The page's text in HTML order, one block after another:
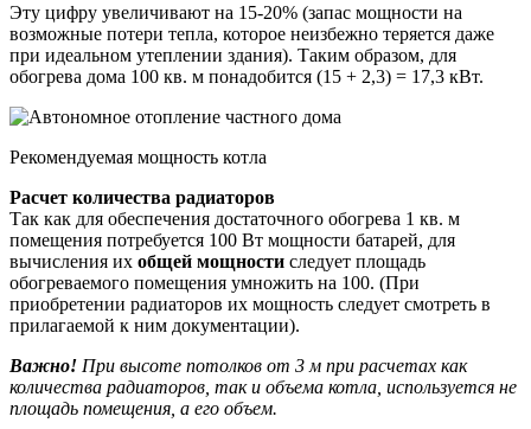
Эту цифру увеличивают на 15-20% (запас мощности на
возможные потери тепла, которое неизбежно теряется даже
при идеальном утеплении здания). Таким образом, для
обогрева дома 100 кв. м понадобится (15 + 2,3) = 17,3 кВт.
Рекомендуемая мощность котла
Расчет количества радиаторов
Так как для обеспечения достаточного обогрева 1 кв. м
помещения потребуется 100 Вт мощности батарей, для
вычисления их общей мощности следует площадь
обогреваемого помещения умножить на 100. (При
приобретении радиаторов их мощность следует смотреть в
прилагаемой к ним документации).
Важно! При высоте потолков от 3 м при расчетах как
количества радиаторов, так и объема котла, используется не
площадь помещения, а его объем.